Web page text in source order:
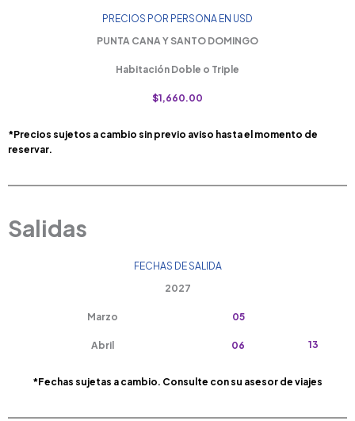
PRECIOS POR PERSONA EN USD
PUNTA CANA Y SANTO DOMINGO
Habitación Doble o Triple
$1,660.00
*Precios sujetos a cambio sin previo aviso hasta el momento de
reservar.
Salidas
FECHAS DE SALIDA
2027
Marzo 05
Abril 06 13
*Fechas sujetas a cambio. Consulte con su asesor de viajes